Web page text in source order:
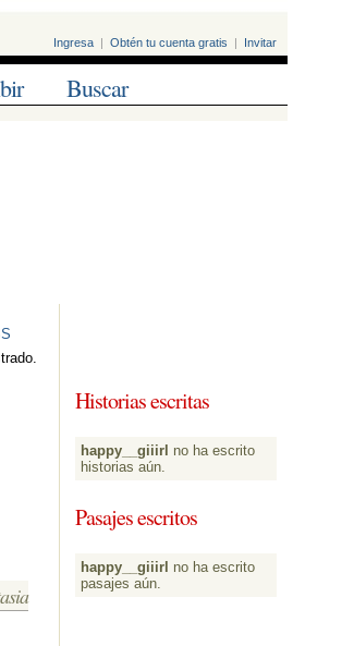
Ingresa | Obtén tu cuenta gratis | Invitar
Buscar
Historias escritas
happy__giiirl no ha escrito
historias aún.
Pasajes escritos
happy__giiirl no ha escrito
pasajes aún.